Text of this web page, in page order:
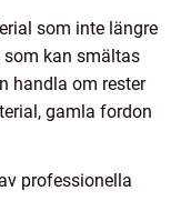
som inte längre
som kan smältas
handla om rester
gamla fordon
professionella